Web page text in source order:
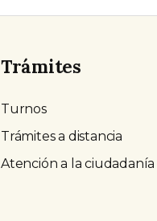
Trámites
Turnos
Trámites a distancia
Atención a la ciudadanía